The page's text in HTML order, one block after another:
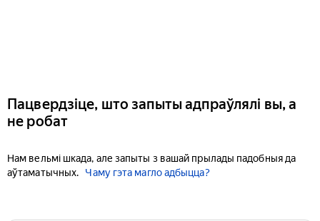
Пацвердзіце, што запыты адпраўлялі вы, а
не робат
Нам вельмі шкада, але запыты з вашай прылады падобныя да
аўтаматычных.
Чаму гэта магло адбыцца?